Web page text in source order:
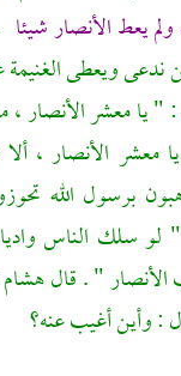
يعطالأنصارشيئا
ويعطى الغنيمة
" يا معشرالأنصار ،
معشر الأنصار ،
برسول الله
" لو سلك الناس
الأنصار" . قالهشام
: وأين أغيب عنه؟